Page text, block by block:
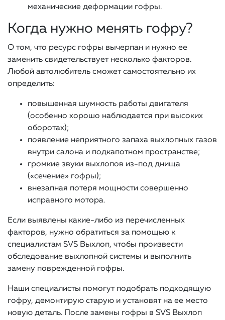
механические деформации гофры.
Когда нужно менять гофру?
О том, что ресурс гофры вычерпан и нужно ее
заменить свидетельствует несколько факторов.
Любой автолюбитель сможет самостоятельно их
определить:
повышенная шумность работы двигателя
(особенно хорошо наблюдается при высоких
оборотах);
появление неприятного запаха выхлопных газов
внутри салона и подкапотном пространстве;
громкие звуки выхлопов из-под днища
(«сечение» гофры);
внезапная потеря мощности совершенно
исправного мотора.
Если выявлены какие-либо из перечисленных
факторов, нужно обратиться за помощью к
специалистам SVS Выхлоп, чтобы произвести
обследование выхлопной системы и выполнить
замену поврежденной гофры.
Наши специалисты помогут подобрать подходящую
гофру, демонтирую старую и установят на ее место
новую деталь. После замены гофры в SVS Выхлоп